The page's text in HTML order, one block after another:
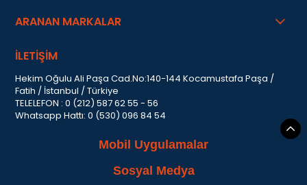
ARANAN MARKALAR
İLETİŞİM
Hekim Oğulu Ali Paşa Cad.No:140-144 Kocamustafa Paşa /
Fatih / İstanbul / Türkiye
TELELEFON : 0 (212) 587 62 55 - 56
Whatsapp Hattı: 0 (530) 096 84 54
Mobil Uygulamalar
Sosyal Medya